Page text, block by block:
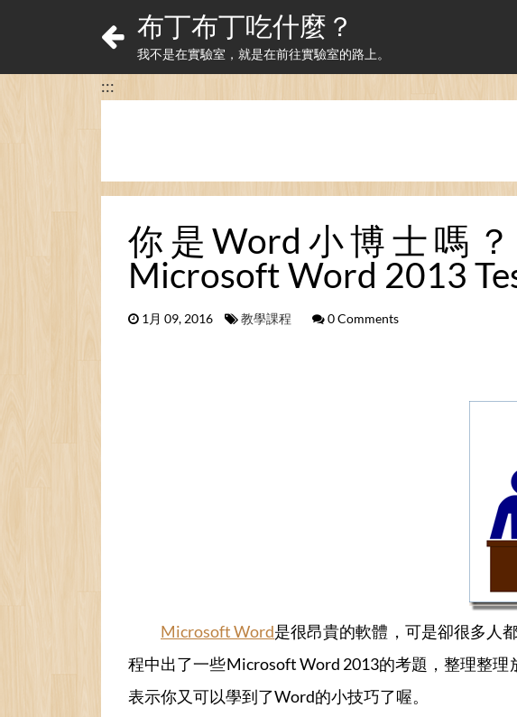
布丁布丁吃什麼？
我不是在實驗室，就是在前往實驗室的路上。
:::
你是Word小博士嗎
Microsoft Word 2013
1月 09, 2016 教學課程 0 Comments
Microsoft Word是很昂貴的軟體，可是卻很多人
程中出了一些Microsoft Word 2013的考題，整理整
表示你又可以學到了Word的小技巧了喔。